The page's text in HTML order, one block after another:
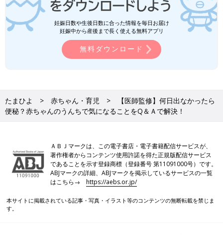
妊娠日数や生後日数に合った情報を毎日お届け
妊娠中から産後まで長く使える無料アプリ
無料ダウンロード
たまひよ 赤ちゃん・育児
【医師監修】何日出なかったら
便秘？赤ちゃんのうんちで気になることをQ＆Ａで解決！
ＡＢＪマークは、この電子書店・電子書籍配信サービスが、
著作権者からコンテンツ使用許諾を得た正規版配信サービス
であることを示す登録商標（登録番号 第11091000号）です。
ABJマークの詳細、ABJマークを掲示しているサービスの一覧
はこちら→https://aebs.or.jp/
本サイトに掲載されている記事・写真・イラスト等のコンテンツの無断転載を禁じま
す。